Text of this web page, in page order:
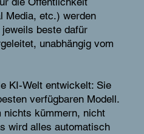
Media, etc.) werden
beste dafür
unabhängig vom
KI-Welt entwickelt: Sie
verfügbaren Modell.
nichts kümmern, nicht
wird alles automatisch